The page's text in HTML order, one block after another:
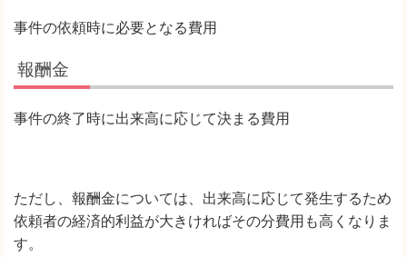
事件の依頼時に必要となる費用
報酬金
事件の終了時に出来高に応じて決まる費用
ただし、報酬金については、出来高に応じて発生するため
依頼者の経済的利益が大きければその分費用も高くなりま
す。